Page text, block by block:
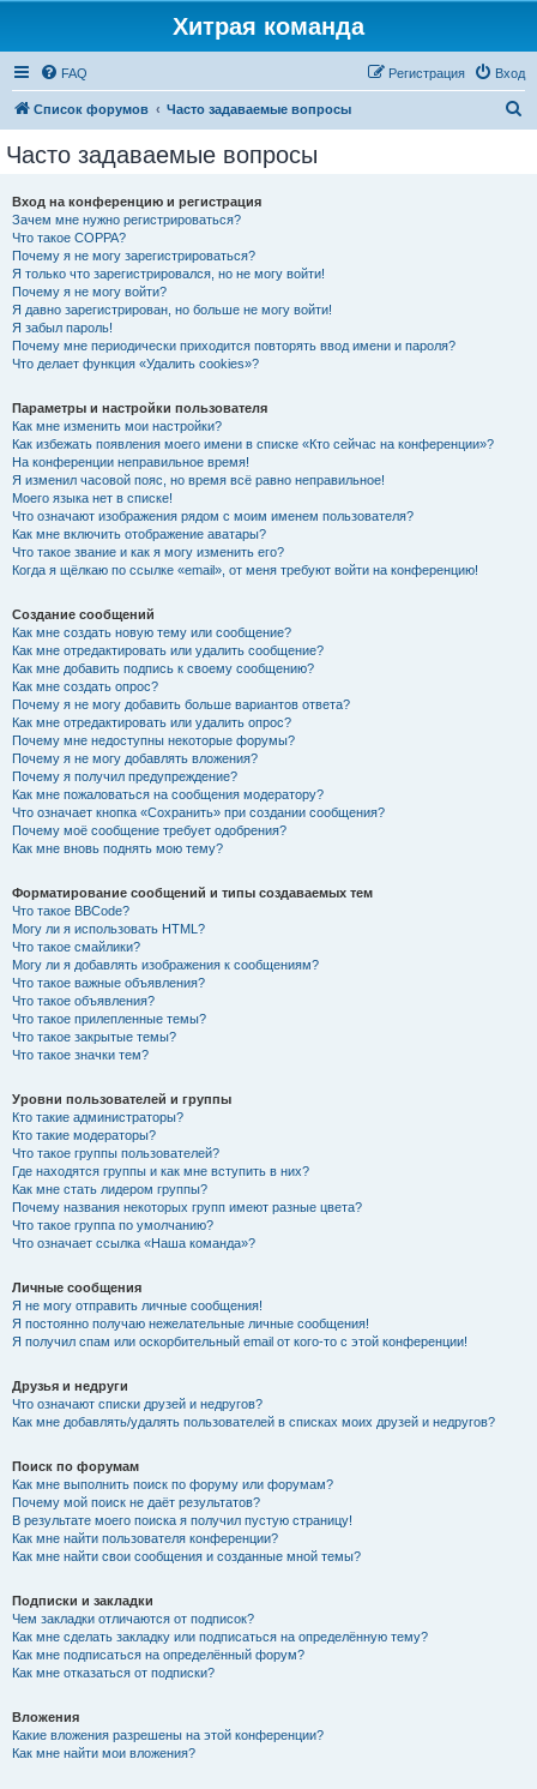
Хитрая команда
FAQ Вход
Регистрация
Список форумов Часто задаваемые вопросы
Часто задаваемые вопросы
Вход на конференцию и регистрация
Зачем мне нужно регистрироваться?
Что такое COPPA?
Почему я не могу зарегистрироваться?
Я только что зарегистрировался, но не могу войти!
Почему я не могу войти?
Я давно зарегистрирован, но больше не могу войти!
Я забыл пароль!
Почему мне периодически приходится повторять ввод имени и пароля?
Что делает функция «Удалить cookies»?
Параметры и настройки пользователя
Как мне изменить мои настройки?
Как избежать появления моего имени в списке «Кто сейчас на конференции»?
На конференции неправильное время!
Я изменил часовой пояс, но время всё равно неправильное!
Моего языка нет в списке!
Что означают изображения рядом с моим именем пользователя?
Как мне включить отображение аватары?
Что такое звание и как я могу изменить его?
Когда я щёлкаю по ссылке «email», от меня требуют войти на конференцию!
Создание сообщений
Как мне создать новую тему или сообщение?
Как мне отредактировать или удалить сообщение?
Как мне добавить подпись к своему сообщению?
Как мне создать опрос?
Почему я не могу добавить больше вариантов ответа?
Как мне отредактировать или удалить опрос?
Почему мне недоступны некоторые форумы?
Почему я не могу добавлять вложения?
Почему я получил предупреждение?
Как мне пожаловаться на сообщения модератору?
Что означает кнопка «Сохранить» при создании сообщения?
Почему моё сообщение требует одобрения?
Как мне вновь поднять мою тему?
Форматирование сообщений и типы создаваемых тем
Что такое BBCode?
Могу ли я использовать HTML?
Что такое смайлики?
Могу ли я добавлять изображения к сообщениям?
Что такое важные объявления?
Что такое объявления?
Что такое прилепленные темы?
Что такое закрытые темы?
Что такое значки тем?
Уровни пользователей и группы
Кто такие администраторы?
Кто такие модераторы?
Что такое группы пользователей?
Где находятся группы и как мне вступить в них?
Как мне стать лидером группы?
Почему названия некоторых групп имеют разные цвета?
Что такое группа по умолчанию?
Что означает ссылка «Наша команда»?
Личные сообщения
Я не могу отправить личные сообщения!
Я постоянно получаю нежелательные личные сообщения!
Я получил спам или оскорбительный email от кого-то с этой конференции!
Друзья и недруги
Что означают списки друзей и недругов?
Как мне добавлять/удалять пользователей в списках моих друзей и недругов?
Поиск по форумам
Как мне выполнить поиск по форуму или форумам?
Почему мой поиск не даёт результатов?
В результате моего поиска я получил пустую страницу!
Как мне найти пользователя конференции?
Как мне найти свои сообщения и созданные мной темы?
Подписки и закладки
Чем закладки отличаются от подписок?
Как мне сделать закладку или подписаться на определённую тему?
Как мне подписаться на определённый форум?
Как мне отказаться от подписки?
Вложения
Какие вложения разрешены на этой конференции?
Как мне найти мои вложения?